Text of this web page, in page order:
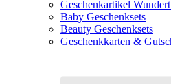
Geschenkartikel
Baby Geschenksets
Beauty Geschenksets
Geschenkkarten &